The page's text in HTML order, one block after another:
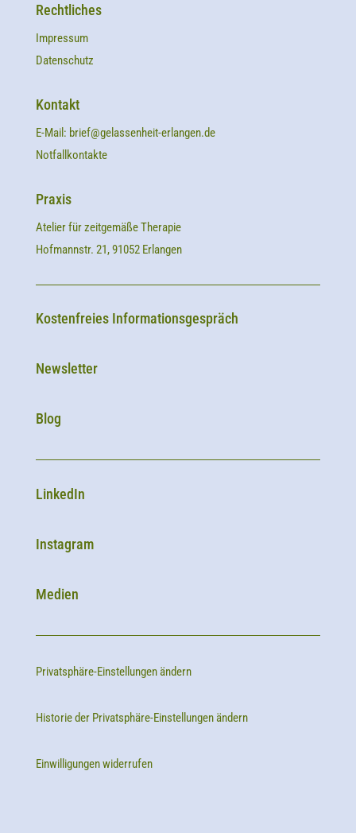
Rechtliches
Impressum
Datenschutz
Kontakt
E-Mail: brief@gelassenheit-erlangen.de
Notfallkontakte
Praxis
Atelier für zeitgemäße Therapie
Hofmannstr. 21, 91052 Erlangen
Kostenfreies Informationsgespräch
Newsletter
Blog
LinkedIn
Instagram
Medien
Privatsphäre-Einstellungen ändern
Historie der Privatsphäre-Einstellungen ändern
Einwilligungen widerrufen